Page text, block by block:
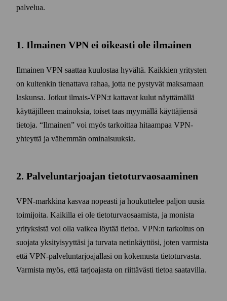
palvelua.
1. Ilmainen VPN ei oikeasti ole ilmainen
Ilmainen VPN saattaa kuulostaa hyvältä. Kaikkien yritysten
on kuitenkin tienattava rahaa, jotta ne pystyvät maksamaan
laskunsa. Jotkut ilmais-VPN:t kattavat kulut näyttämällä
käyttäjilleen mainoksia, toiset taas myymällä käyttäjiensä
tietoja.
Ilmainen
voi myös tarkoittaa hitaampaa VPN-
yhteyttä ja vähemmän ominaisuuksia.
2. Palvelun­tarjoajan tieto­turvaosaaminen
VPN-markkina kasvaa nopeasti ja houkuttelee paljon uusia
toimijoita. Kaikilla ei ole tieto­turvaosaamista, ja monista
yrityksistä voi olla vaikea löytää tietoa. VPN:n tarkoitus on
suojata yksityisyyttäsi ja turvata netinkäyttösi, joten varmista
että VPN-palvelun­tarjoajallasi on kokemusta tieto­turvasta.
Varmista myös, että tarjoajasta on riittävästi tietoa saatavilla.